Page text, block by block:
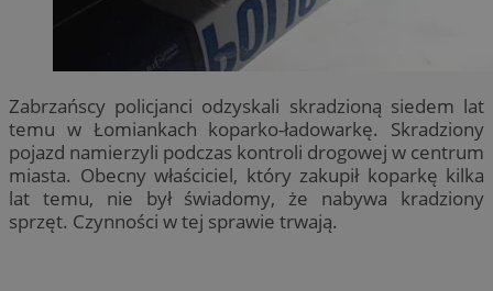
Zabrzańscy policjanci odzyskali skradzioną siedem lat
temu w Łomiankach koparko-ładowarkę. Skradziony
pojazd namierzyli podczas kontroli drogowej w centrum
miasta. Obecny właściciel, który zakupił koparkę kilka
lat temu, nie był świadomy, że nabywa kradziony
sprzęt. Czynności w tej sprawie trwają.